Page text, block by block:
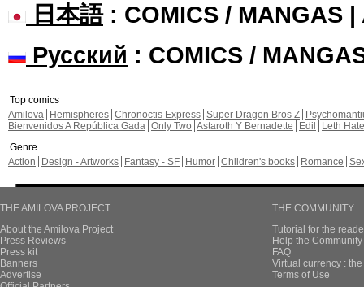
日本語: COMICS / MANGAS |
Русский : COMICS /
Top comics
Amilova
Hemispheres Chronoctis Express Super Dragon Bros Z
Bienvenidos A República Gada Only Two Astaroth Y Bernadette Edil
Leth Hate
Genre
Action
Design - Artworks Fantasy - SF Humor Children's books Romance
THE AMILOVA PROJECT
About the Amilova Project
Press Reviews
Press kit
Banners
Advertise
THE COMMUNITY
Tutorial for the
Help the
FAQ
Virtual currency :
Terms of Use